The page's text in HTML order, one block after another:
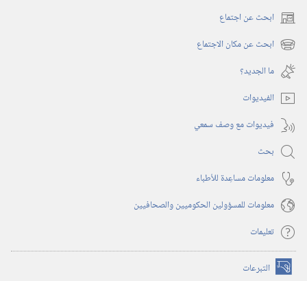
ابحث عن اجتماع (يفتح
نافذة ابحث عن مكان الاجتماع (يفتح
نافذة
جديدة)
ما الجديد؟‏
الفيديوات
فيديوات مع وصف سمعي
بحث
معلومات مساعِدة للأطباء
معلومات للمسؤولين الحكوميين والصحافيين
تعليمات
التبرعات (يفتح